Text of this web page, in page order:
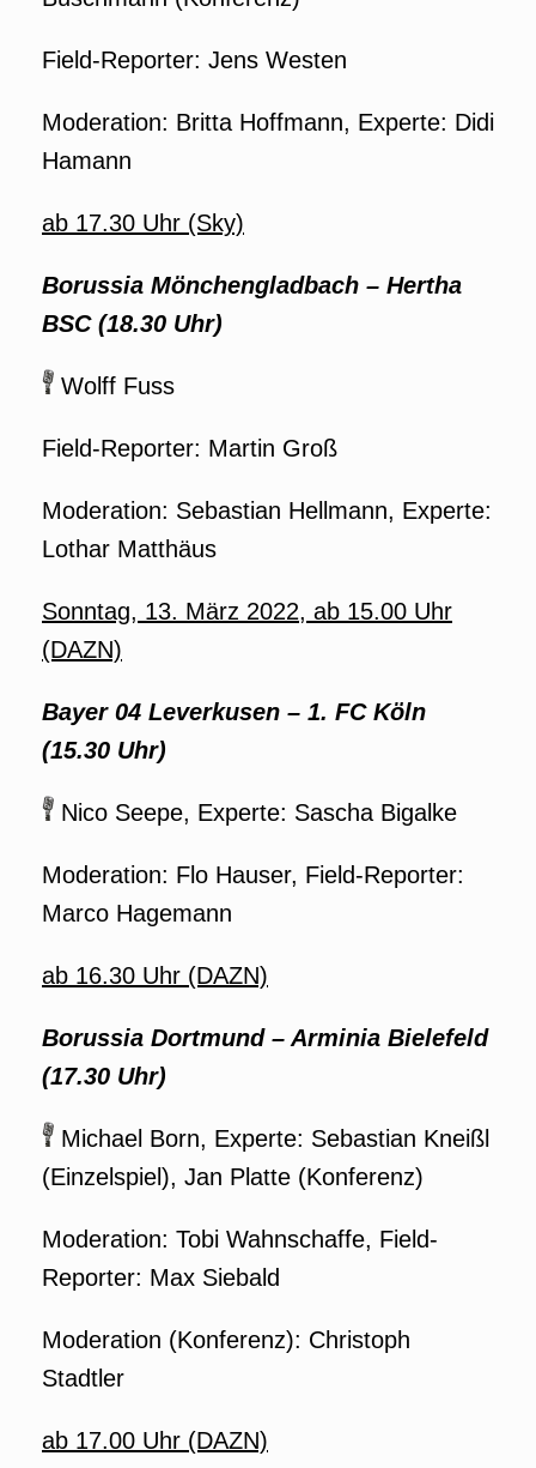
Field-Reporter: Jens Westen
Moderation: Britta Hoffmann, Experte: Didi
Hamann
ab 17.30 Uhr (Sky)
Borussia Mönchengladbach – Hertha
BSC (18.30 Uhr)
Wolff Fuss
Field-Reporter: Martin Groß
Moderation: Sebastian Hellmann, Experte:
Lothar Matthäus
Sonntag, 13. März 2022, ab 15.00 Uhr
(DAZN)
Bayer 04 Leverkusen – 1. FC Köln
(15.30 Uhr)
Nico Seepe, Experte: Sascha Bigalke
Moderation: Flo Hauser, Field-Reporter:
Marco Hagemann
ab 16.30 Uhr (DAZN)
Borussia Dortmund – Arminia Bielefeld
(17.30 Uhr)
Michael Born, Experte: Sebastian Kneißl
(Einzelspiel), Jan Platte (Konferenz)
Moderation: Tobi Wahnschaffe, Field-
Reporter: Max Siebald
Moderation (Konferenz): Christoph
Stadtler
ab 17.00 Uhr (DAZN)